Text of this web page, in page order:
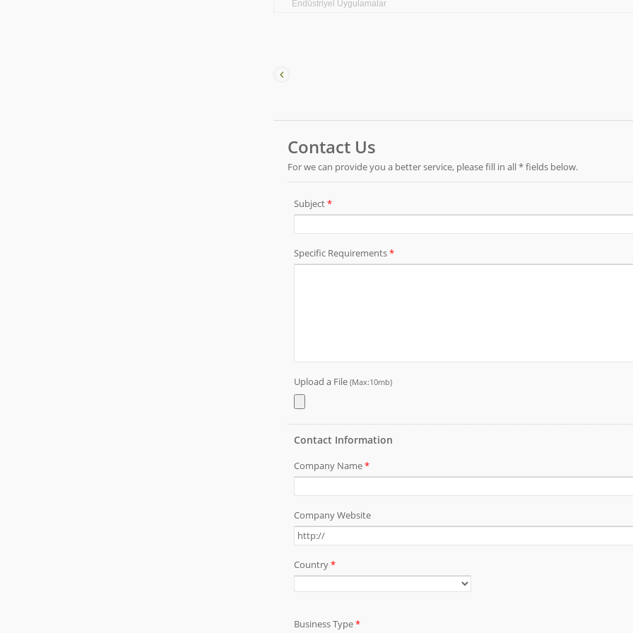
Endüstriyel Uygulamalar